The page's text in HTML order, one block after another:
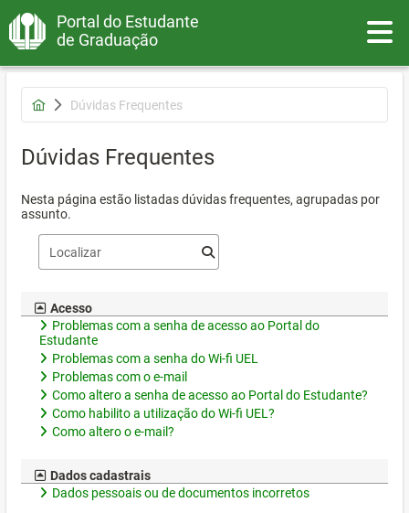
Portal do Estudante
de Graduação
Dúvidas Frequentes
Dúvidas Frequentes
Nesta página estão listadas dúvidas frequentes, agrupadas por
assunto.
Acesso
Problemas com a senha de acesso ao Portal do
Estudante
Problemas com a senha do Wi-fi UEL
Problemas com o e-mail
Como altero a senha de acesso ao Portal do Estudante?
Como habilito a utilização do Wi-fi UEL?
Como altero o e-mail?
Dados cadastrais
Dados pessoais ou de documentos incorretos